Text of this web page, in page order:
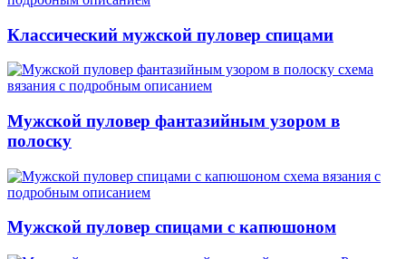
Классический мужской пуловер спицами
Мужской пуловер фантазийным узором в
полоску
Мужской пуловер спицами с капюшоном